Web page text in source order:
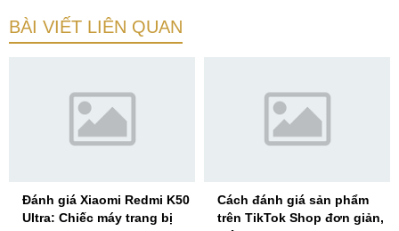
BÀI VIẾT LIÊN QUAN
Đánh giá Xiaomi Redmi K50
Ultra: Chiếc máy trang bị
Cách đánh giá sản phẩm
trên TikTok Shop đơn giản,